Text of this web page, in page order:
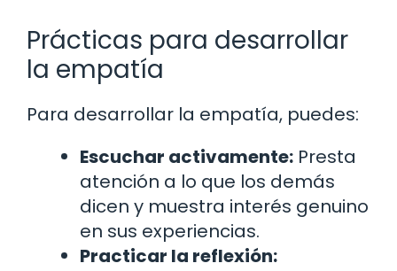
Prácticas para desarrollar
la empatía
Para desarrollar la empatía, puedes:
Escuchar activamente: Presta
atención a lo que los demás
dicen y muestra interés genuino
en sus experiencias.
Practicar la reflexión: